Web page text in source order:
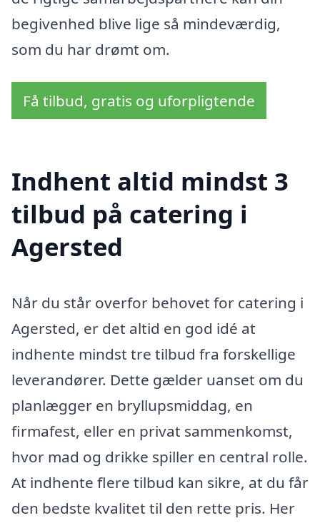
begivenhed blive lige så mindeværdig,
som du har drømt om.
Få tilbud, gratis og uforpligtende
Indhent altid mindst 3
tilbud på catering i
Agersted
Når du står overfor behovet for catering i
Agersted, er det altid en god idé at
indhente mindst tre tilbud fra forskellige
leverandører. Dette gælder uanset om du
planlægger en bryllupsmiddag, en
firmafest, eller en privat sammenkomst,
hvor mad og drikke spiller en central rolle.
At indhente flere tilbud kan sikre, at du får
den bedste kvalitet til den rette pris. Her